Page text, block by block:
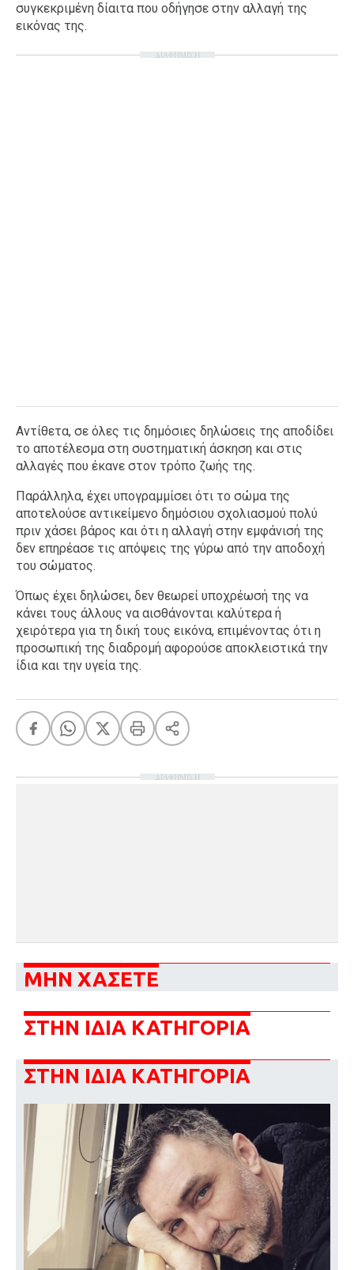
συγκεκριμένη δίαιτα που οδήγησε στην αλλαγή της
εικόνας της.
ΔΙΑΦΗΜΙΣΗ
Αντίθετα, σε όλες τις δημόσιες δηλώσεις της αποδίδει
το αποτέλεσμα στη συστηματική άσκηση και στις
αλλαγές που έκανε στον τρόπο ζωής της.
Παράλληλα, έχει υπογραμμίσει ότι το σώμα της
αποτελούσε αντικείμενο δημόσιου σχολιασμού πολύ
πριν χάσει βάρος και ότι η αλλαγή στην εμφάνισή της
δεν επηρέασε τις απόψεις της γύρω από την αποδοχή
του σώματος.
Όπως έχει δηλώσει, δεν θεωρεί υποχρέωσή της να
κάνει τους άλλους να αισθάνονται καλύτερα ή
χειρότερα για τη δική τους εικόνα, επιμένοντας ότι η
προσωπική της διαδρομή αφορούσε αποκλειστικά την
ίδια και την υγεία της.
ΔΙΑΦΗΜΙΣΗ
ΜΗΝ ΧΑΣΕΤΕ
ΣΤΗΝ ΙΔΙΑ ΚΑΤΗΓΟΡΙΑ
ΣΤΗΝ ΙΔΙΑ ΚΑΤΗΓΟΡΙΑ